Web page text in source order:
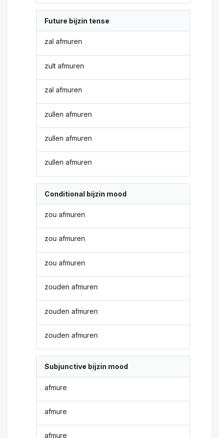
Future bijzin tense
zal afmuren
zult afmuren
zal afmuren
zullen afmuren
zullen afmuren
zullen afmuren
Conditional bijzin mood
zou afmuren
zou afmuren
zou afmuren
zouden afmuren
zouden afmuren
zouden afmuren
Subjunctive bijzin mood
afmure
afmure
afmure